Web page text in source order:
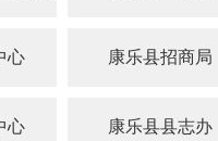
心 康乐县招商局
心 康乐县县志办